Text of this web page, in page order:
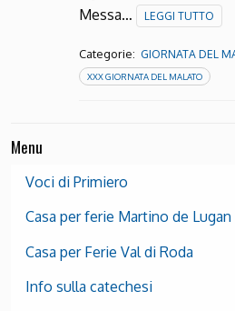
Messa…
LEGGI TUTTO
Categorie: GIORNATA DEL
XXX GIORNATA DEL MALATO
Menu
Voci di Primiero
Casa per ferie Martino de Lugan
Casa per Ferie Val di Roda
Info sulla catechesi